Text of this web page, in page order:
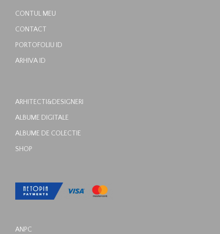
CONTUL MEU
CONTACT
PORTOFOLIU ID
ARHIVA ID
ARHITECTI&DESIGNERI
ALBUME DIGITALE
ALBUME DE COLECTIE
SHOP
ANPC